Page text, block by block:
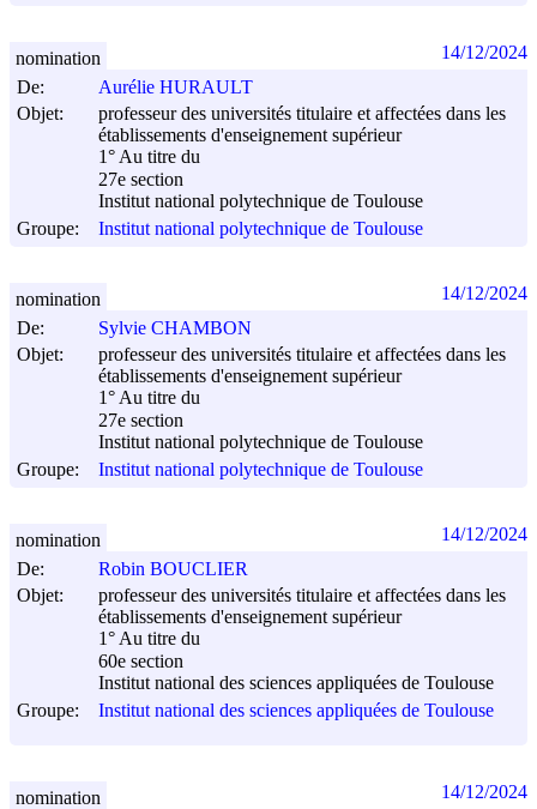
De:
Aurélie HURAULT
Objet:
professeur des universités titulaire et affectées dans les
établissements d'enseignement supérieur
1° Au titre du
27e section
Institut national polytechnique de Toulouse
Groupe:
Institut national polytechnique de Toulouse
nomination 14/12/2024
De:
Sylvie CHAMBON
Objet:
professeur des universités titulaire et affectées dans les
établissements d'enseignement supérieur
1° Au titre du
27e section
Institut national polytechnique de Toulouse
Groupe:
Institut national polytechnique de Toulouse
nomination 14/12/2024
De:
Robin BOUCLIER
Objet:
professeur des universités titulaire et affectées dans les
établissements d'enseignement supérieur
1° Au titre du
60e section
Institut national des sciences appliquées de Toulouse
Groupe:
Institut national des sciences appliquées de Toulouse
nomination 14/12/2024
nomination 14/12/2024